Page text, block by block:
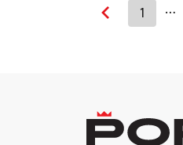
Edellinen sivu
1 …